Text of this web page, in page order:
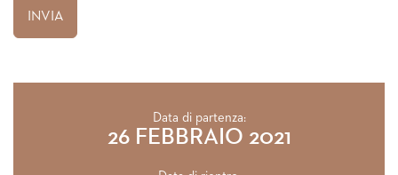
Data di partenza:
26 FEBBRAIO 2021